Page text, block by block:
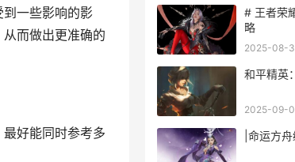
一些影响的影
而做出更准确的
好能同时参考多
# 王者荣
略
2025-08-
和平精英
2025-09-
|命运方